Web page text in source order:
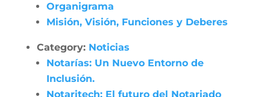
Organigrama
Misión, Visión, Funciones y Deberes
Category: Noticias
Notarías: Un Nuevo Entorno de
Inclusión.
Notaritech: El futuro del Notariado